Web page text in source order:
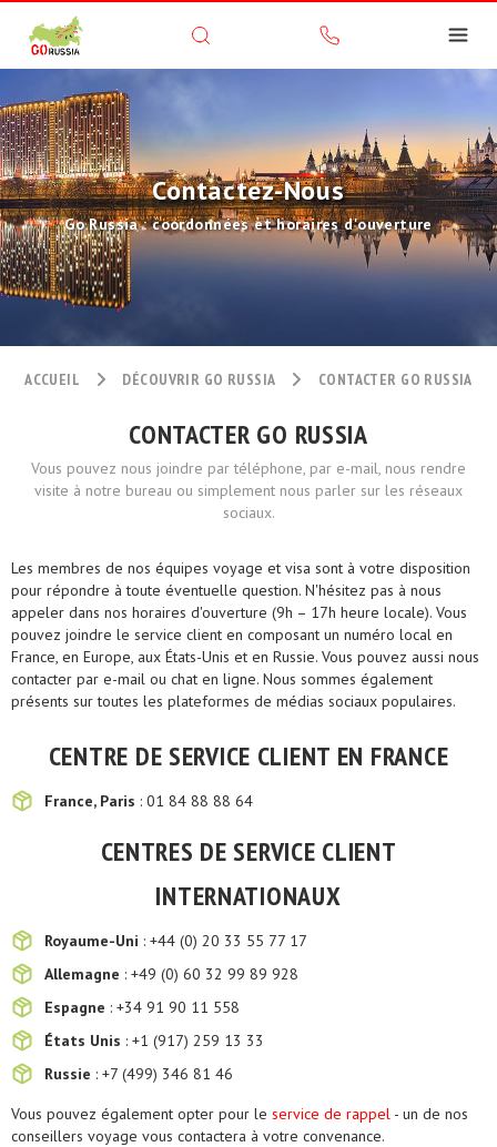
Contactez-Nous
Go Russia : coordonnées et horaires d'ouverture
ACCUEIL DÉCOUVRIR GO RUSSIA CONTACTER GO RUSSIA
CONTACTER GO RUSSIA
Vous pouvez nous joindre par téléphone, par e-mail, nous rendre
visite à notre bureau ou simplement nous parler sur les réseaux
sociaux.
Les membres de nos équipes voyage et visa sont à votre disposition
pour répondre à toute éventuelle question. N'hésitez pas à nous
appeler dans nos horaires d'ouverture (9h – 17h heure locale). Vous
pouvez joindre le service client en composant un numéro local en
France, en Europe, aux États-Unis et en Russie. Vous pouvez aussi nous
contacter par e-mail ou chat en ligne. Nous sommes également
présents sur toutes les plateformes de médias sociaux populaires.
CENTRE DE SERVICE CLIENT EN FRANCE
France, Paris : 01 84 88 88 64
CENTRES DE SERVICE CLIENT
INTERNATIONAUX
Royaume-Uni : +44 (0) 20 33 55 77 17
Allemagne : +49 (0) 60 32 99 89 928
Espagne : +34 91 90 11 558
États Unis : +1 (917) 259 13 33
Russie : +7 (499) 346 81 46
Vous pouvez également opter pour le service de rappel - un de nos
conseillers voyage vous contactera à votre convenance.